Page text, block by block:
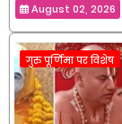
August 02, 2026
गुरु पूर्णिमा पर विशेष